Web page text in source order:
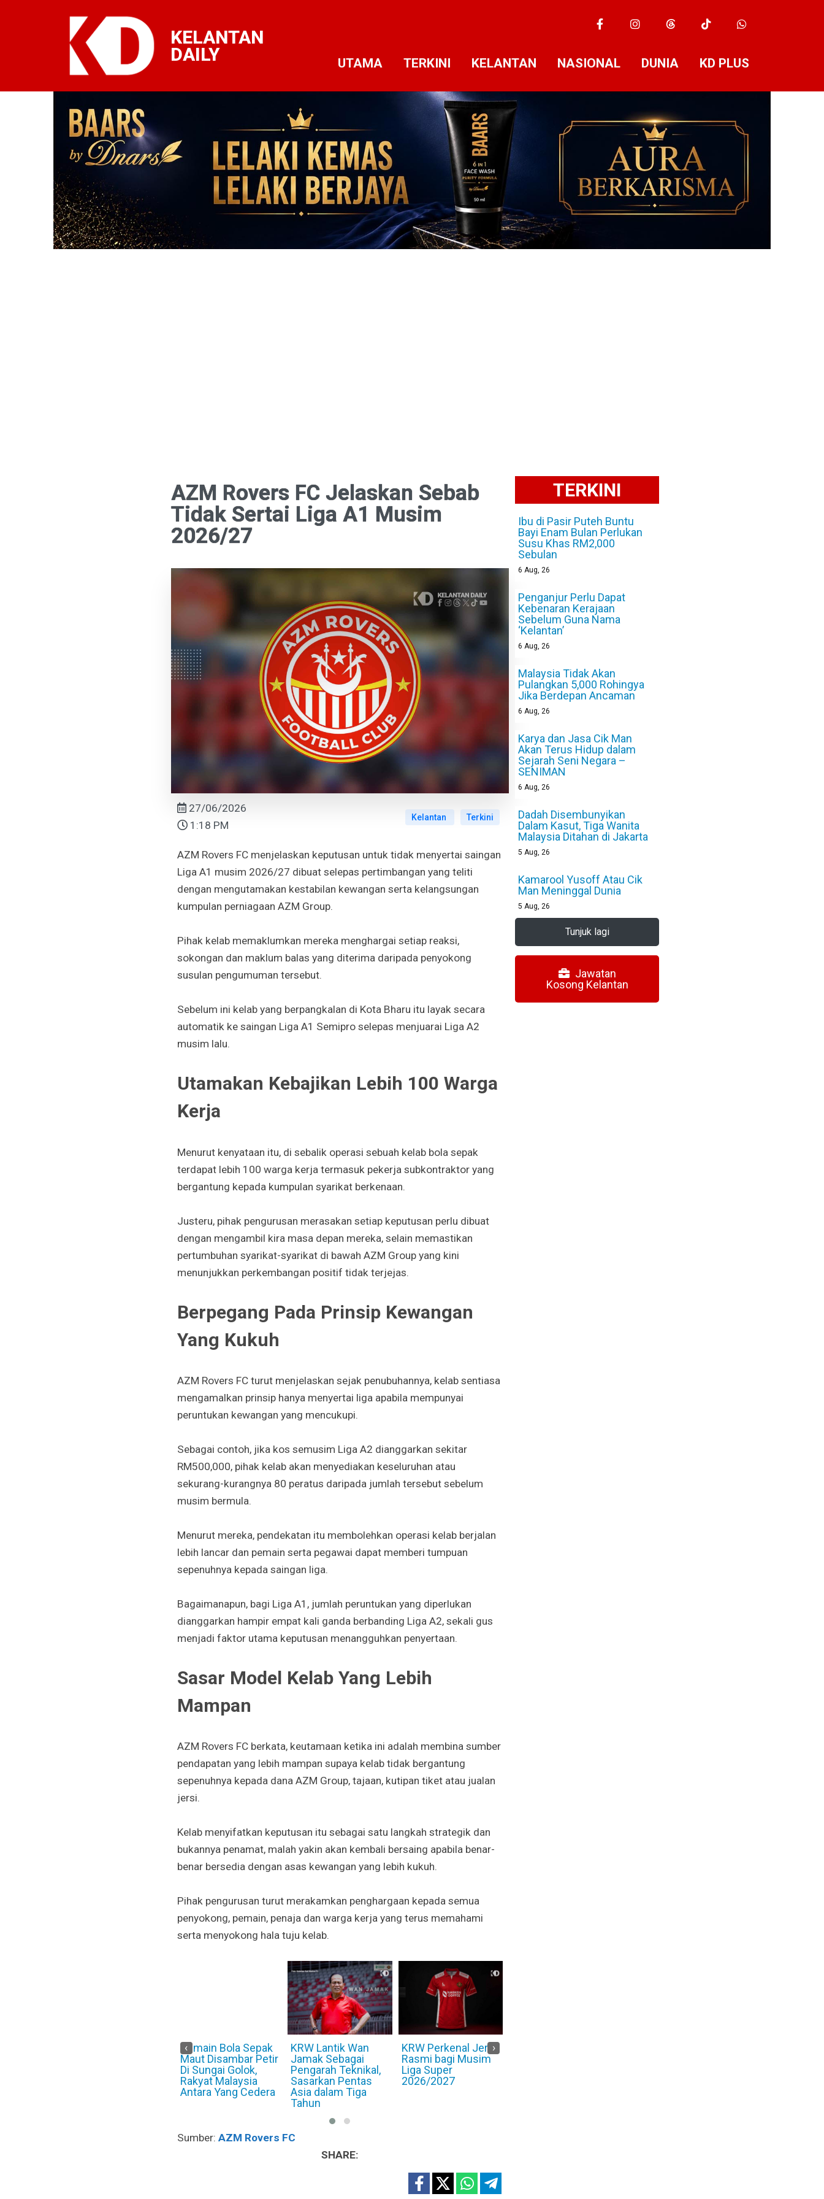
KELANTAN
DAILY
UTAMA TERKINI KELANTAN NASIONAL DUNIA KD PLUS
AZM Rovers FC Jelaskan Sebab
Tidak Sertai Liga A1 Musim
2026/27
27/06/2026
1:18 PM
Kelantan Terkini
AZM Rovers FC menjelaskan keputusan untuk tidak menyertai saingan
Liga A1 musim 2026/27 dibuat selepas pertimbangan yang teliti
dengan mengutamakan kestabilan kewangan serta kelangsungan
kumpulan perniagaan AZM Group.
Pihak kelab memaklumkan mereka menghargai setiap reaksi,
sokongan dan maklum balas yang diterima daripada penyokong
susulan pengumuman tersebut.
Sebelum ini kelab yang berpangkalan di Kota Bharu itu layak secara
automatik ke saingan Liga A1 Semipro selepas menjuarai Liga A2
musim lalu.
Utamakan Kebajikan Lebih 100 Warga
Kerja
Menurut kenyataan itu, di sebalik operasi sebuah kelab bola sepak
terdapat lebih 100 warga kerja termasuk pekerja subkontraktor yang
bergantung kepada kumpulan syarikat berkenaan.
Justeru, pihak pengurusan merasakan setiap keputusan perlu dibuat
dengan mengambil kira masa depan mereka, selain memastikan
pertumbuhan syarikat-syarikat di bawah AZM Group yang kini
menunjukkan perkembangan positif tidak terjejas.
Berpegang Pada Prinsip Kewangan
Yang Kukuh
AZM Rovers FC turut menjelaskan sejak penubuhannya, kelab sentiasa
mengamalkan prinsip hanya menyertai liga apabila mempunyai
peruntukan kewangan yang mencukupi.
Sebagai contoh, jika kos semusim Liga A2 dianggarkan sekitar
RM500,000, pihak kelab akan menyediakan keseluruhan atau
sekurang-kurangnya 80 peratus daripada jumlah tersebut sebelum
musim bermula.
Menurut mereka, pendekatan itu membolehkan operasi kelab berjalan
lebih lancar dan pemain serta pegawai dapat memberi tumpuan
sepenuhnya kepada saingan liga.
Bagaimanapun, bagi Liga A1, jumlah peruntukan yang diperlukan
dianggarkan hampir empat kali ganda berbanding Liga A2, sekali gus
menjadi faktor utama keputusan menangguhkan penyertaan.
Sasar Model Kelab Yang Lebih
Mampan
AZM Rovers FC berkata, keutamaan ketika ini adalah membina sumber
pendapatan yang lebih mampan supaya kelab tidak bergantung
sepenuhnya kepada dana AZM Group, tajaan, kutipan tiket atau jualan
jersi.
Kelab menyifatkan keputusan itu sebagai satu langkah strategik dan
bukannya penamat, malah yakin akan kembali bersaing apabila benar-
benar bersedia dengan asas kewangan yang lebih kukuh.
Pihak pengurusan turut merakamkan penghargaan kepada semua
penyokong, pemain, penaja dan warga kerja yang terus memahami
serta menyokong hala tuju kelab.
KRW Lantik Wan
Jamak Sebagai
Pengarah Teknikal,
Sasarkan Pentas
Asia dalam Tiga
KRW Perkenal Jersi
Rasmi bagi Musim
Liga Super
2026/2027
[VIDEO] KRW
Bangkit Dua Kali Ikat
Melaka FC 2-2 di
Kota Bharu
‹ ›
Sumber: AZM Rovers FC
SHARE:
TERKINI
Ibu di Pasir Puteh Buntu
Bayi Enam Bulan Perlukan
Susu Khas RM2,000
Sebulan
6 Aug, 26
Penganjur Perlu Dapat
Kebenaran Kerajaan
Sebelum Guna Nama
‘Kelantan’
6 Aug, 26
Malaysia Tidak Akan
Pulangkan 5,000 Rohingya
Jika Berdepan Ancaman
6 Aug, 26
Karya dan Jasa Cik Man
Akan Terus Hidup dalam
Sejarah Seni Negara –
SENIMAN
6 Aug, 26
Dadah Disembunyikan
Dalam Kasut, Tiga Wanita
Malaysia Ditahan di Jakarta
5 Aug, 26
Kamarool Yusoff Atau Cik
Man Meninggal Dunia
5 Aug, 26
Tunjuk lagi
Jawatan
Kosong Kelantan